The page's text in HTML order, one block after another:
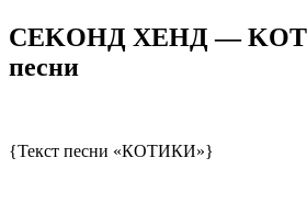
CEKOHД XEHД —
песни
{Текст песни «КОТИКИ»}